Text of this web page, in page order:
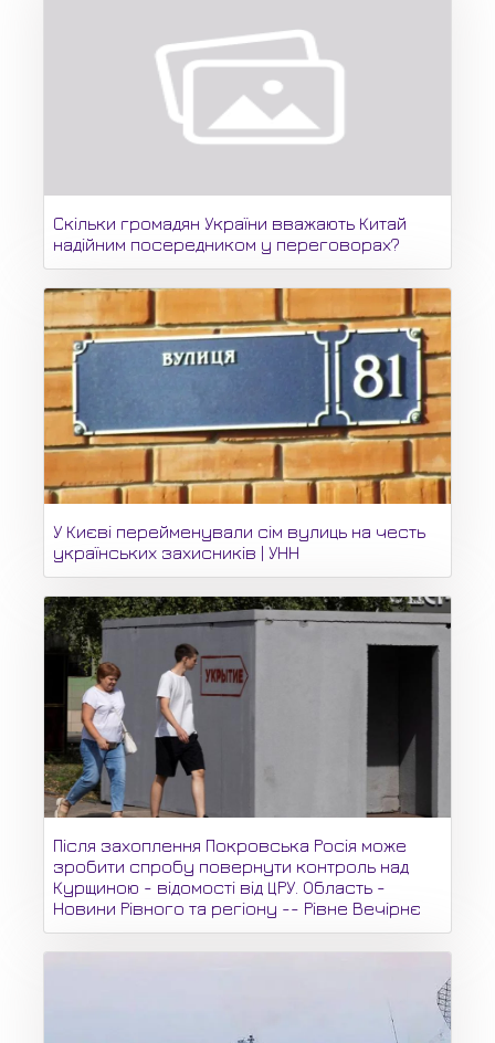
Скільки громадян України вважають Китай
надійним посередником у переговорах?
У Києві перейменували сім вулиць на честь
українських захисників | УНН
Після захоплення Покровська Росія може
зробити спробу повернути контроль над
Курщиною - відомості від ЦРУ. Область -
Новини Рівного та регіону -- Рівне Вечірнє